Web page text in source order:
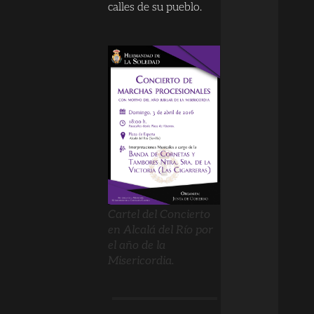
calles de su pueblo.
Cartel del Concierto
en Alcalá del Río por
el año de la
Misericordia.